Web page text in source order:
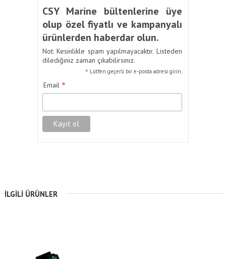
CSY Marine bültenlerine üye
olup özel fiyatlı ve kampanyalı
ürünlerden haberdar olun.
Not: Kesinlikle spam yapılmayacaktır. Listeden
dilediğiniz zaman çıkabilirsiniz.
* Lütfen geçerli bir e-posta adresi girin.
Email *
İLGILI ÜRÜNLER